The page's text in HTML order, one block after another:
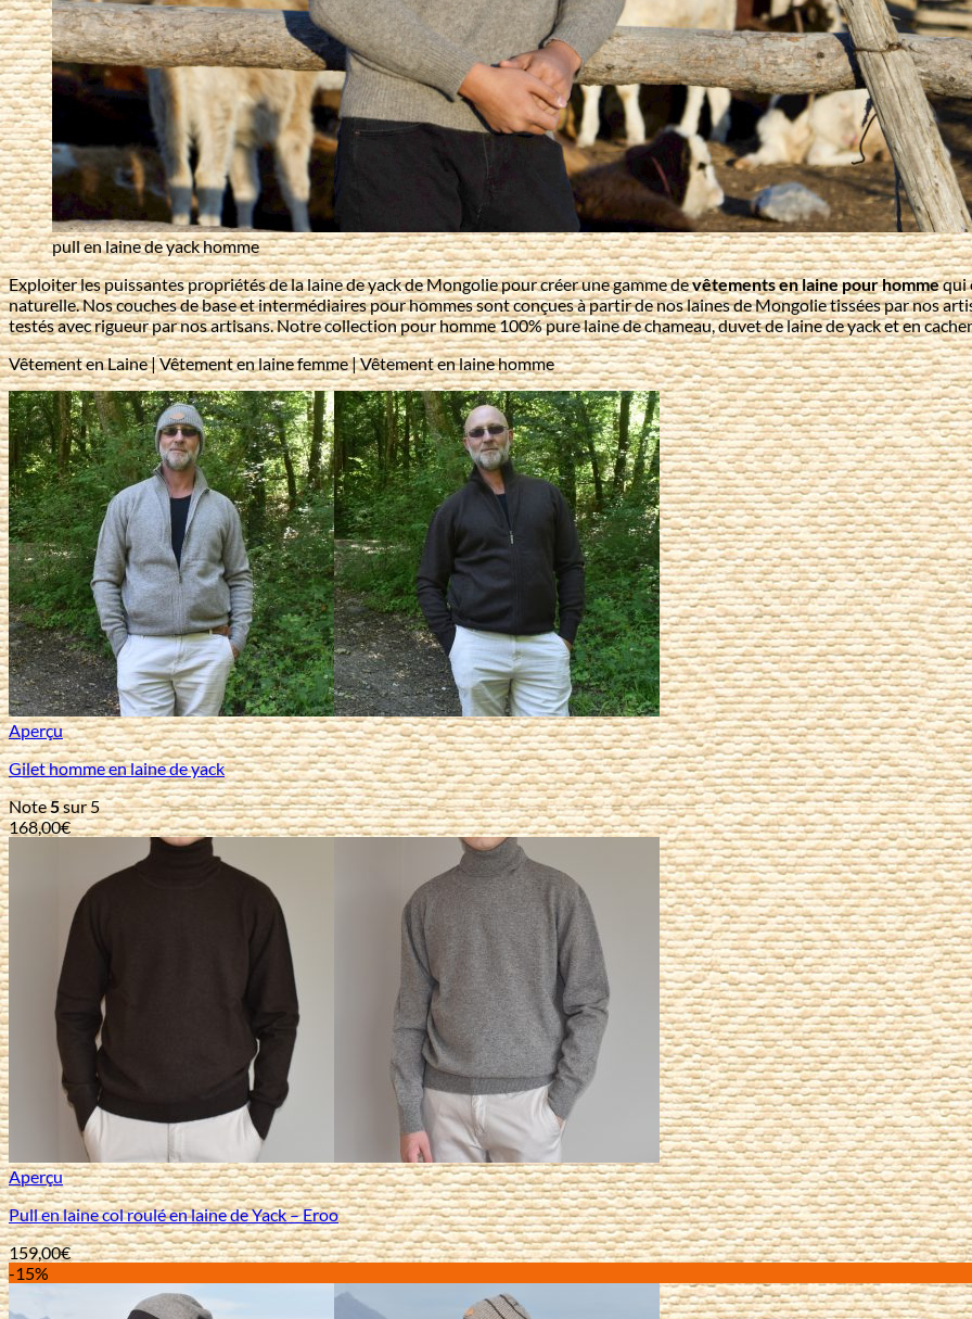
pull en laine de yack homme
Exploiter les puissantes propriétés de la laine de yack de Mongolie pour créer une gamme devêtements en laine pour hommequi
naturelle. Nos couches de base et intermédiaires pour hommes sont conçues à partir de nos laines de Mongolie tissées par nos
testés avec rigueur par nos artisans. Notre collection pour homme 100% pure laine de chameau, duvet de laine de yack et en
Vêtement en Laine | Vêtement en laine femme | Vêtement en laine homme
Aperçu
Gilet homme en laine de yack
Note5sur 5
168,00€
Aperçu
Pull en laine col roulé en laine de Yack – Eroo
159,00€
-15%